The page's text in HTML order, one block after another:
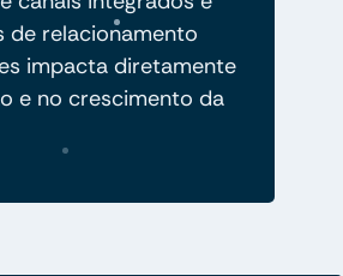
de relacionamento
impacta diretamente
e no crescimento da